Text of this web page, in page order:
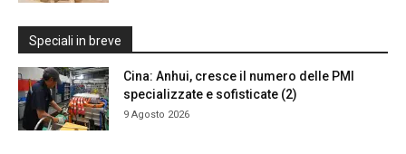
Speciali in breve
Cina: Anhui, cresce il numero delle PMI
specializzate e sofisticate (2)
9 Agosto 2026